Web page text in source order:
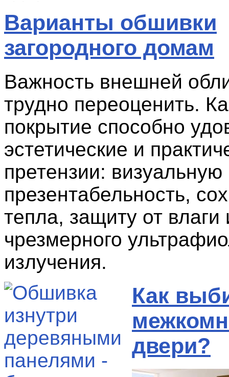
Варианты обшивки
загородного домам
Важность внешней
трудно переоценить.
покрытие способно
эстетические и
претензии: визуальную
презентабельность,
тепла, защиту от влаги
чрезмерного
излучения.
Как
двери?